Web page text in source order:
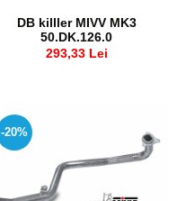
DB killler MIVV MK3
50.DK.126.0
293,33 Lei
-20%